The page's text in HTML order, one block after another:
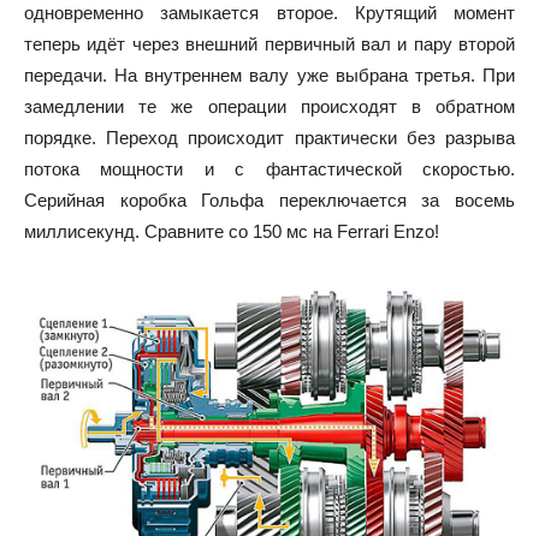
одновременно замыкается второе. Крутящий момент
теперь идёт через внешний первичный вал и пару второй
передачи. На внутреннем валу уже выбрана третья. При
замедлении те же операции происходят в обратном
порядке. Переход происходит практически без разрыва
потока мощности и с фантастической скоростью.
Серийная коробка Гольфа переключается за восемь
миллисекунд. Сравните со 150 мс на Ferrari Enzo!